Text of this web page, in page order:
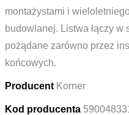
montażystami i
budowlanej. Listwa łączy
pożądane zarówno przez
końcowych.
Producent Korner
Kod producenta